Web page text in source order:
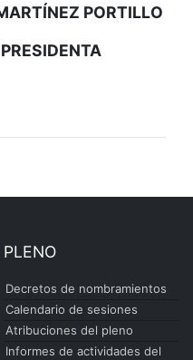
PORTILLO
PLENO
Decretos de nombramientos
Calendario de sesiones
Atribuciones del pleno
Informes de actividades del